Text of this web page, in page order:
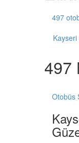
497
Kayseri
497
Otobüs